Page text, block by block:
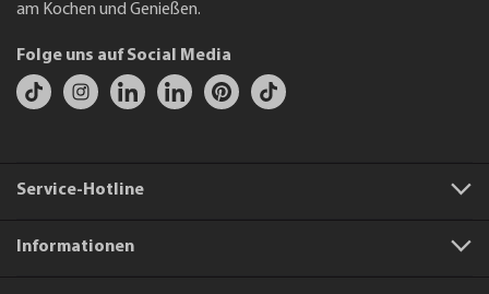
am Kochen und Genießen.
Folge uns auf Social Media
Service-Hotline
Informationen